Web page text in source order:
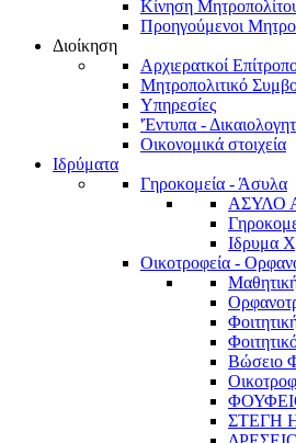
Κίνηση
Προηγούμενοι
Διοίκηση
Αρχιερατκοί
Μητροπολιτικό
Υπηρεσίες
'Έντυπα -
Οικονομικά στοιχεία
Ιδρύματα
Γηροκομεία - Άσυλα
ΑΣΥΛΟ
Ιδρυμα
Οικοτροφεία -
Βώσειο
ΣΤΕΓΗ